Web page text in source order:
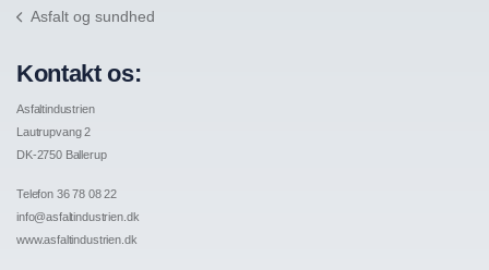
Asfalt og sundhed
Kontakt os:
Asfaltindustrien
Lautrupvang 2
DK-2750 Ballerup
Telefon 36 78 08 22
info@asfaltindustrien.dk
www.asfaltindustrien.dk